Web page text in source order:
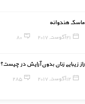
ماسک هندوانه
21 آگوست, 2017 80
راز زیبایی زنان بدون آرایش در چیست؟
12 آگوست, 2017 285